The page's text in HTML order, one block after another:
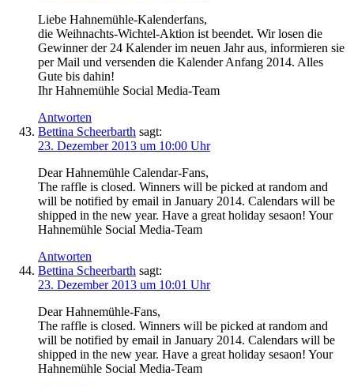
Liebe Hahnemühle-Kalenderfans,
die Weihnachts-Wichtel-Aktion ist beendet. Wir losen die
Gewinner der 24 Kalender im neuen Jahr aus, informieren sie
per Mail und versenden die Kalender Anfang 2014. Alles
Gute bis dahin!
Ihr Hahnemühle Social Media-Team
Antworten
Bettina Scheerbarth sagt:
23. Dezember 2013 um 10:00 Uhr
Dear Hahnemühle Calendar-Fans,
The raffle is closed. Winners will be picked at random and
will be notified by email in January 2014. Calendars will be
shipped in the new year. Have a great holiday sesaon! Your
Hahnemühle Social Media-Team
Antworten
Bettina Scheerbarth sagt:
23. Dezember 2013 um 10:01 Uhr
Dear Hahnemühle-Fans,
The raffle is closed. Winners will be picked at random and
will be notified by email in January 2014. Calendars will be
shipped in the new year. Have a great holiday sesaon! Your
Hahnemühle Social Media-Team